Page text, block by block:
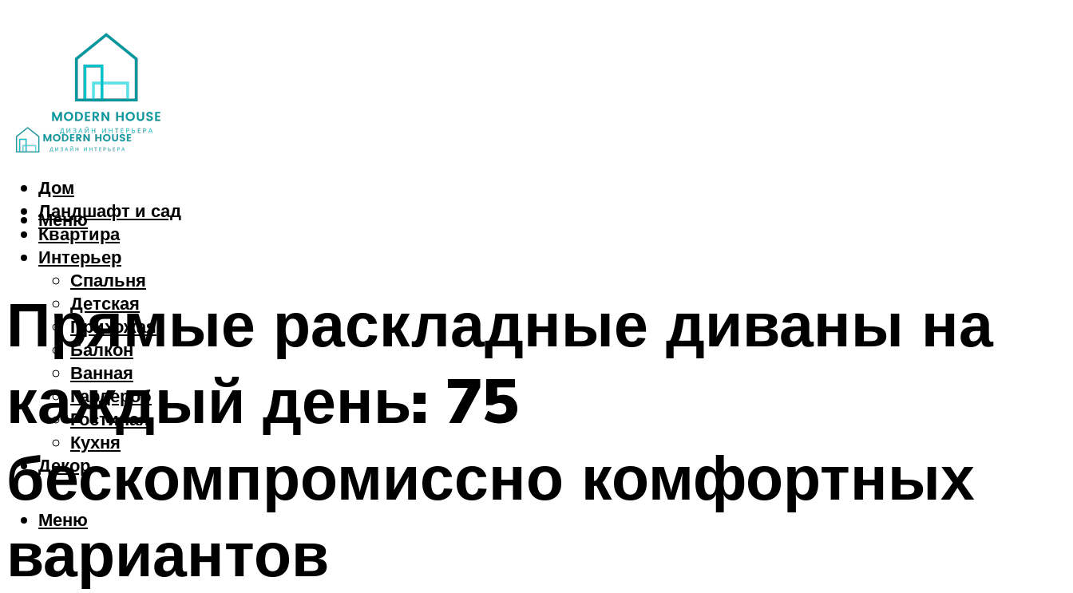
Дом
Ландшафт и сад
Квартира
Интерьер
Спальня
Детская
Прихожая
Балкон
Ванная
Гардероб
Гостиная
Кухня
Декор
Меню
Меню
Прямые раскладные диваны на
каждый день: 75
бескомпромиссно комфортных
вариантов